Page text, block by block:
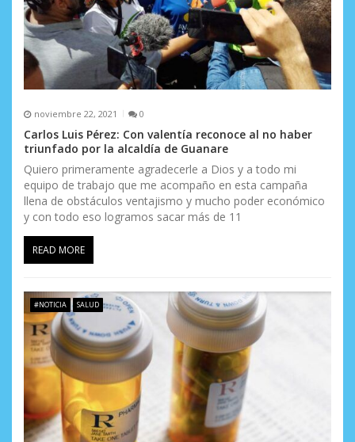
d
a
s
noviembre 22, 2021 0
Carlos Luis Pérez: Con valentía reconoce al no haber
triunfado por la alcaldía de Guanare
Quiero primeramente agradecerle a Dios y a todo mi
equipo de trabajo que me acompaño en esta campaña
llena de obstáculos ventajismo y mucho poder económico
y con todo eso logramos sacar más de 11
READ MORE
#NOTICIA SALUD